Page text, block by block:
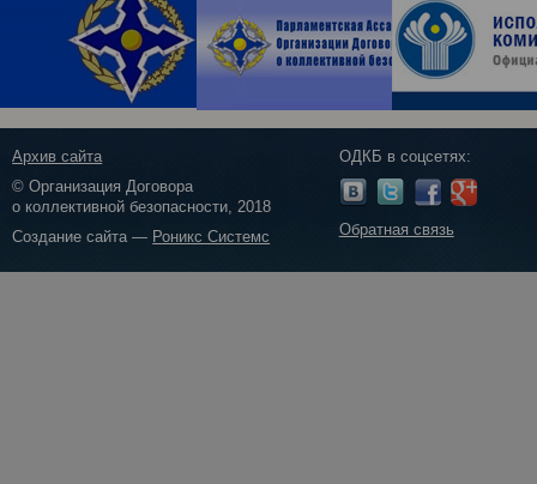
Архив сайта
© Организация Договора
о коллективной безопасности, 2018
Создание сайта — Роникс Системс
ОДКБ в соцсетях:
Обратная связь